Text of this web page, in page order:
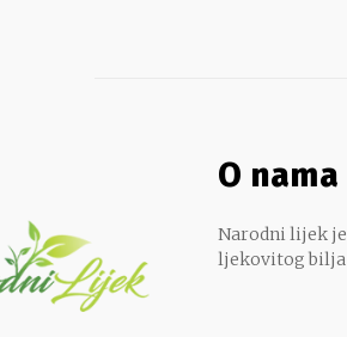
O nama
Narodni lijek
ljekovitog